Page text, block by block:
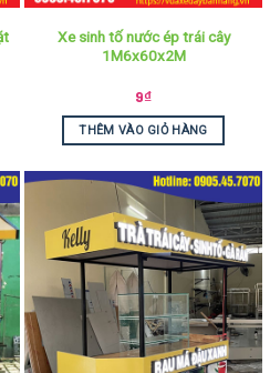
Xe sinh tố nước ép trái cây
1M6x60x2M
9₫
THÊM VÀO GIỎ HÀNG